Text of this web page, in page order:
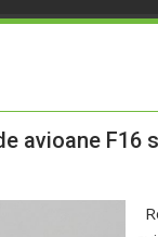
avioane F16